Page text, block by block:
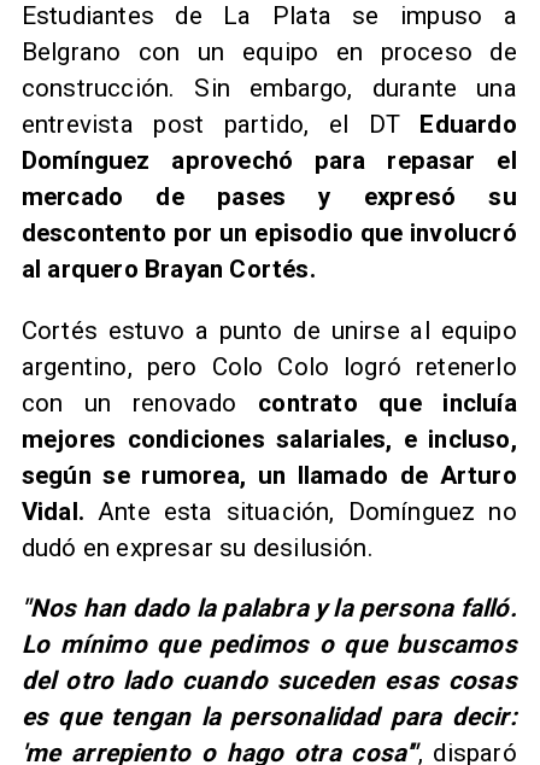
Estudiantes de La Plata se impuso a
Belgrano con un equipo en proceso de
construcción. Sin embargo, durante una
entrevista post partido, el DT Eduardo
Domínguez aprovechó para repasar el
mercado de pases y expresó su
descontento por un episodio que involucró
al arquero Brayan Cortés.
Cortés estuvo a punto de unirse al equipo
argentino, pero Colo Colo logró retenerlo
con un renovado contrato que incluía
mejores condiciones salariales, e incluso,
según se rumorea, un llamado de Arturo
Vidal. Ante esta situación, Domínguez no
dudó en expresar su desilusión.
"Nos han dado la palabra y la persona falló.
Lo mínimo que pedimos o que buscamos
del otro lado cuando suceden esas cosas
es que tengan la personalidad para decir:
'me arrepiento o hago otra cosa'", disparó